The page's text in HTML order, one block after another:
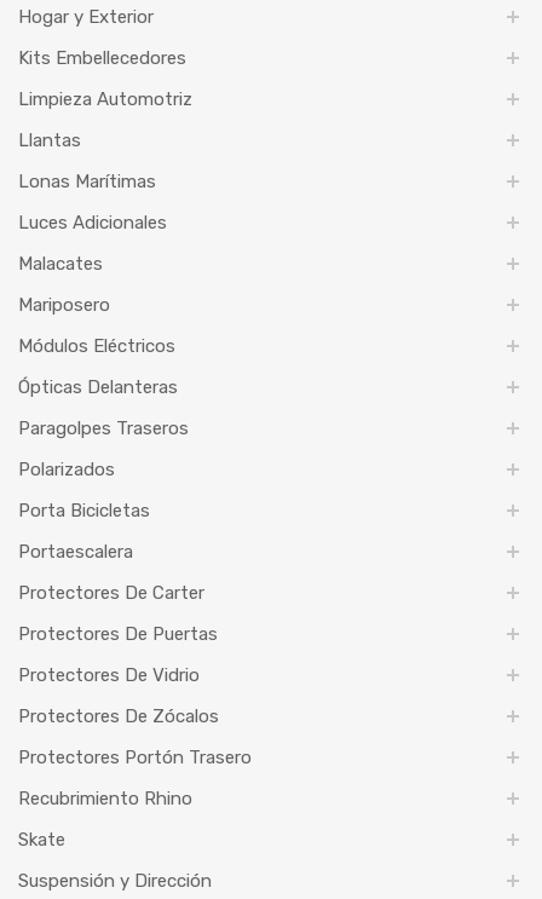
Hogar y Exterior
Kits Embellecedores
Limpieza Automotriz
Llantas
Lonas Marítimas
Luces Adicionales
Malacates
Mariposero
Módulos Eléctricos
Ópticas Delanteras
Paragolpes Traseros
Polarizados
Porta Bicicletas
Portaescalera
Protectores De Carter
Protectores De Puertas
Protectores De Vidrio
Protectores De Zócalos
Protectores Portón Trasero
Recubrimiento Rhino
Skate
Suspensión y Dirección